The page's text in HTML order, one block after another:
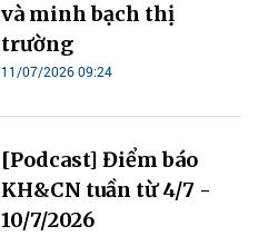
và minh bạch thị
trường
11/07/2026 09:24
[Podcast] Điểm báo
KH&CN tuần từ 4/7 -
10/7/2026